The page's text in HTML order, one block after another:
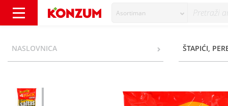
Asortiman
NASLOVNICA ŠTAPIĆI,